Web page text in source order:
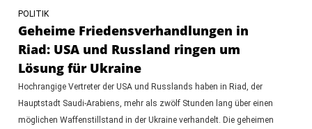
POLITIK
Geheime Friedensverhandlungen in
Riad: USA und Russland ringen um
Lösung für Ukraine
Hochrangige Vertreter der USA und Russlands haben in Riad, der
Hauptstadt Saudi-Arabiens, mehr als zwölf Stunden lang über einen
möglichen Waffenstillstand in der Ukraine verhandelt. Die geheimen